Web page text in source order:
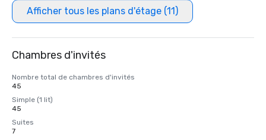
Afficher tous les plans d'étage (11)
Chambres d'invités
Nombre total de chambres d'invités
45
Simple (1 lit)
45
Suites
7